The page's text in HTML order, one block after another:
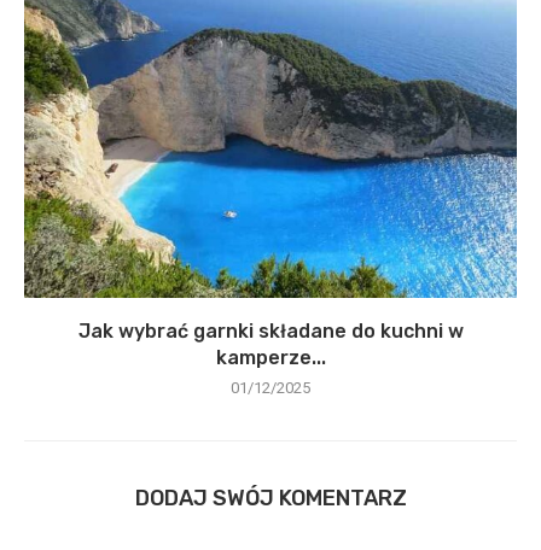
Jak wybrać garnki składane do kuchni w
kamperze...
01/12/2025
DODAJ SWÓJ KOMENTARZ